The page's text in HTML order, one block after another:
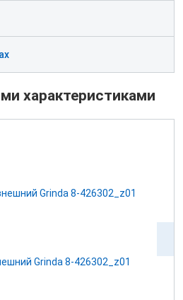
характеристиками
Grinda 8-426302_z01